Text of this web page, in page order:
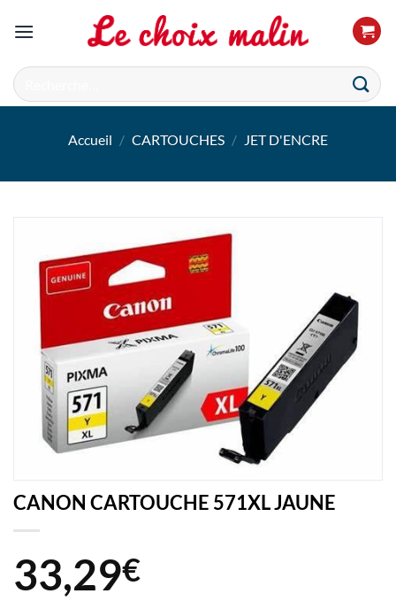
Recherche
pour :
Accueil / CARTOUCHES / JET D'ENCRE
CANON CARTOUCHE 571XL JAUNE
33,29€